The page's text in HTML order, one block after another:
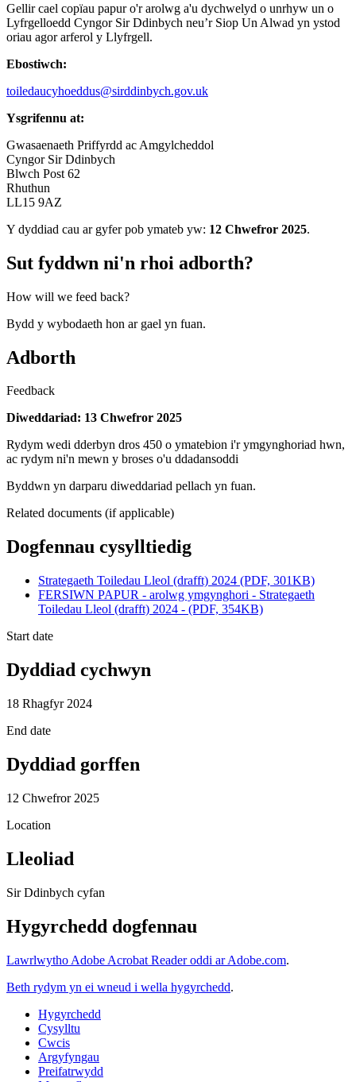
Gellir cael copïau papur o'r arolwg a'u dychwelyd o unrhyw un o
Lyfrgelloedd Cyngor Sir Ddinbych neu’r Siop Un Alwad yn ystod
oriau agor arferol y Llyfrgell.
Ebostiwch:
toiledaucyhoeddus@sirddinbych.gov.uk
Ysgrifennu at:
Gwasaenaeth Priffyrdd ac Amgylcheddol
Cyngor Sir Ddinbych
Blwch Post 62
Rhuthun
LL15 9AZ
Y dyddiad cau ar gyfer pob ymateb yw: 12 Chwefror 2025.
Sut fyddwn ni'n rhoi adborth?
How will we feed back?
Bydd y wybodaeth hon ar gael yn fuan.
Adborth
Feedback
Diweddariad: 13 Chwefror 2025
Rydym wedi dderbyn dros 450 o ymatebion i'r ymgynghoriad hwn,
ac rydym ni'n mewn y broses o'u ddadansoddi
Byddwn yn darparu diweddariad pellach yn fuan.
Related documents (if applicable)
Dogfennau cysylltiedig
Strategaeth Toiledau Lleol (drafft) 2024 (PDF, 301KB)
FERSIWN PAPUR - arolwg ymgynghori - Strategaeth
Toiledau Lleol (drafft) 2024 - (PDF, 354KB)
Start date
Dyddiad cychwyn
18 Rhagfyr 2024
End date
Dyddiad gorffen
12 Chwefror 2025
Location
Lleoliad
Sir Ddinbych cyfan
Hygyrchedd dogfennau
Lawrlwytho Adobe Acrobat Reader oddi ar Adobe.com.
Beth rydym yn ei wneud i wella hygyrchedd.
Hygyrchedd
Cysylltu
Cwcis
Argyfyngau
Preifatrwydd